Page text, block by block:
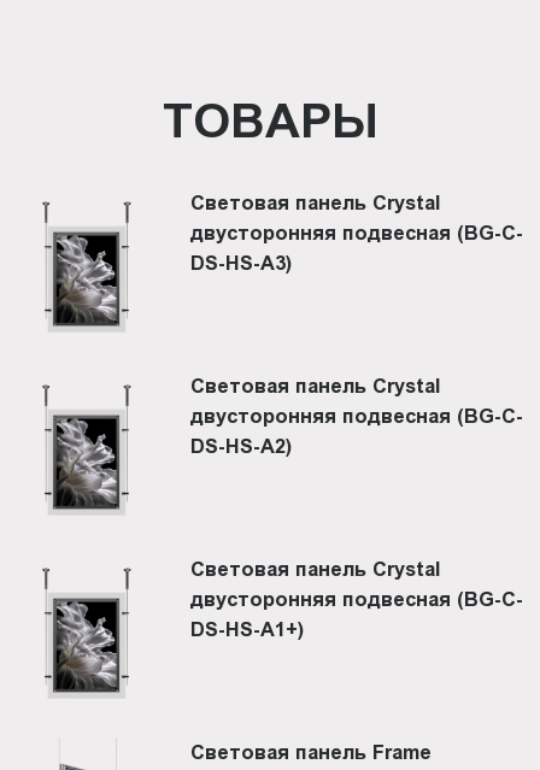
ТОВАРЫ
Световая панель Crystal
двусторонняя подвесная (BG-C-
DS-HS-A3)
Световая панель Crystal
двусторонняя подвесная (BG-C-
DS-HS-A2)
Световая панель Crystal
двусторонняя подвесная (BG-C-
DS-HS-A1+)
Световая панель Frame